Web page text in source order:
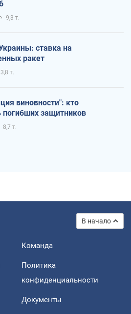
9,3 т.
ставка на
ракет
3,8 т.
виновности": кто
защитников
8,7 т.
В начало
Команда
Политика
конфиденциальности
Документы